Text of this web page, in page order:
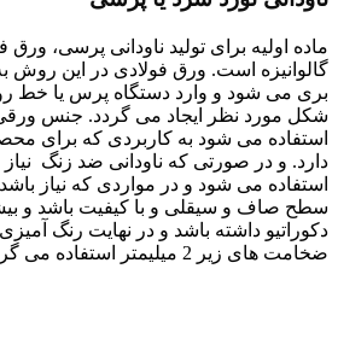
ماده اولیه برای تولید ناودانی پرسی، ورق
گالوانیزه است. ورق فولادی در این روش
بری می شود و وارد دستگاه پرس یا خط
شکل مورد نظر ایجاد می گردد. جنس
استفاده می شود به کاربردی که برای
دارد. و در صورتی که ناودانی ضد زنگ نیاز
استفاده می شود و در مواردی که نیاز
سطح صاف و سیقلی و با کیفیت باشد و
دکوراتیو داشته باشد و در نهایت رنگ
ضخامت های زیر 2 میلیمتر استفاده می گردد.